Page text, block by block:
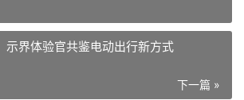
示界体验官共鉴电动出行新方式
下一篇 »